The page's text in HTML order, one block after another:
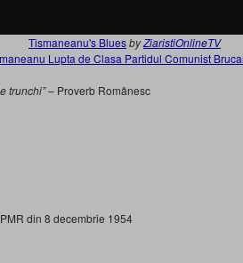
Tismaneanu's BluesbyZiaristiOnlineTV
trunchi”– Proverb Românesc
din 8 decembrie 1954